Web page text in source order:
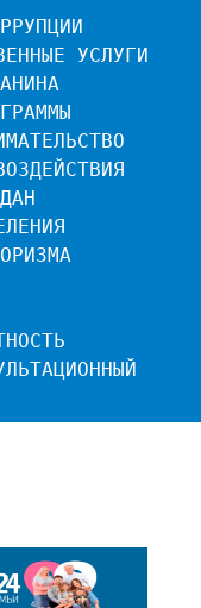
УСЛУГИ